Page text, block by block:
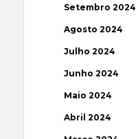
Setembro 2024
Agosto 2024
Julho 2024
Junho 2024
Maio 2024
Abril 2024